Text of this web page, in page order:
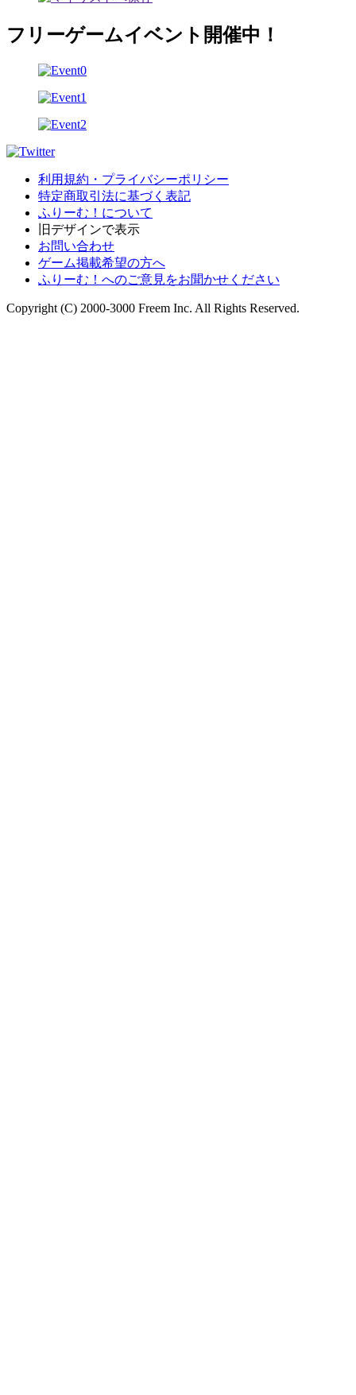
フリーゲームイベント開催中！
利用規約・プライバシーポリシー
特定商取引法に基づく表記
ふりーむ！について
旧デザインで表示
お問い合わせ
ゲーム掲載希望の方へ
ふりーむ！へのご意見をお聞かせください
Copyright (C) 2000-3000 Freem Inc. All Rights Reserved.